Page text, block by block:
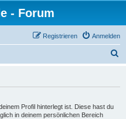
- Forum
Anmelden
Registrieren
Profil hinterlegt ist. Diese hast du
in deinem persönlichen Bereich